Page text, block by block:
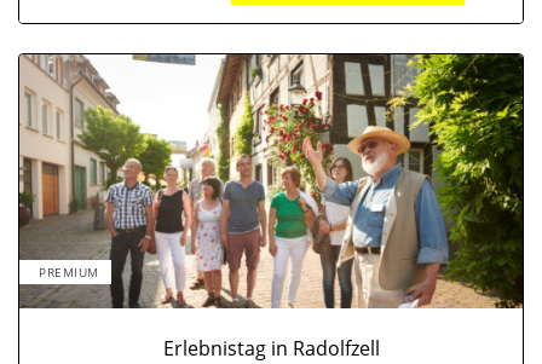
PREMIUM
Erlebnistag in Radolfzell